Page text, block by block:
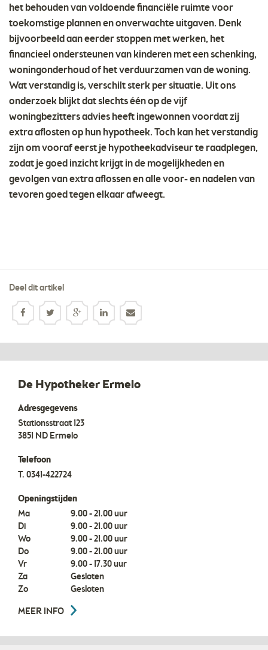
het behouden van voldoende financiële ruimte voor
toekomstige plannen en onverwachte uitgaven. Denk
bijvoorbeeld aan eerder stoppen met werken, het
financieel ondersteunen van kinderen met een schenking,
woningonderhoud of het verduurzamen van de woning.
Wat verstandig is, verschilt sterk per situatie. Uit ons
onderzoek blijkt dat slechts één op de vijf
woningbezitters advies heeft ingewonnen voordat zij
extra aflosten op hun hypotheek. Toch kan het verstandig
zijn om vooraf eerst je hypotheekadviseur te raadplegen,
zodat je goed inzicht krijgt in de mogelijkheden en
gevolgen van extra aflossen en alle voor- en nadelen van
tevoren goed tegen elkaar afweegt.
Deel dit artikel
De Hypotheker Ermelo
Adresgegevens
Stationsstraat 123
3851 ND Ermelo
Telefoon
T. 0341-422724
Openingstijden
Ma
9.00 - 21.00 uur
Di
9.00 - 21.00 uur
Wo
9.00 - 21.00 uur
Do
9.00 - 21.00 uur
Vr
9.00 - 17.30 uur
Za
Gesloten
Zo
Gesloten
MEER INFO